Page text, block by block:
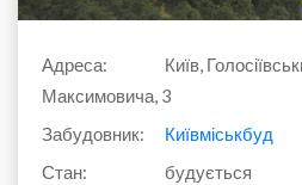
Адреса:
Київ,
Максимовича, 3
Забудовник:
Київміськбуд
Стан:
будується